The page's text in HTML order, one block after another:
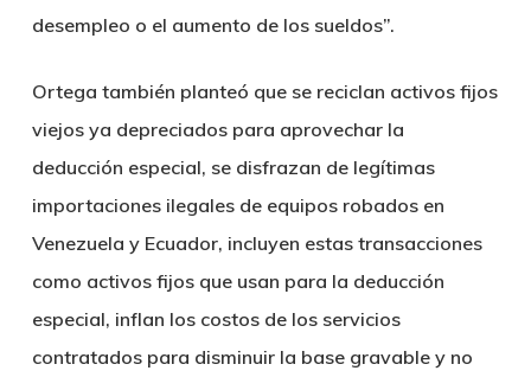
desempleo o el aumento de los sueldos”.
Ortega también planteó que se reciclan activos fijos
viejos ya depreciados para aprovechar la
deducción especial, se disfrazan de legítimas
importaciones ilegales de equipos robados en
Venezuela y Ecuador, incluyen estas transacciones
como activos fijos que usan para la deducción
especial, inflan los costos de los servicios
contratados para disminuir la base gravable y no